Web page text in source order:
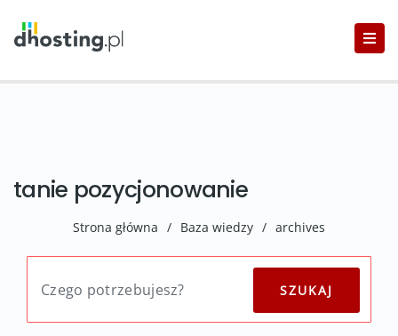
tanie pozycjonowanie
Strona główna / Baza wiedzy / archives